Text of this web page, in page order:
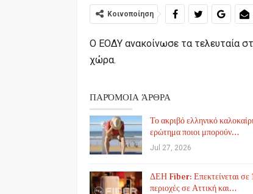
Κοινοποίηση
Ο ΕΟΔΥ ανακοίνωσε τα τελευταία
χώρα.
ΠΑΡΌΜΟΙΑ ΆΡΘΡΑ
Το ακριβό ελληνικό
ερώτημα ποιοι μπορούν…
Jul 27, 2026
ΔΕΗ Fiber: Επεκτείνεται σε
περιοχές σε Αττική και…